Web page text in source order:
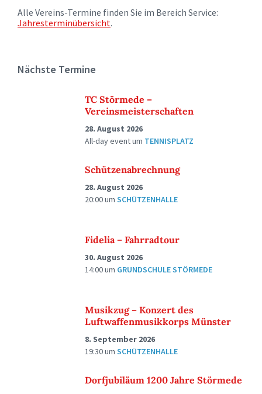
Alle Vereins-Termine finden Sie im Bereich Service:
Jahresterminübersicht.
Nächste Termine
TC Störmede –
Vereinsmeisterschaften
28. August 2026
All-day eventum TENNISPLATZ
Schützenabrechnung
28. August 2026
20:00um SCHÜTZENHALLE
Fidelia – Fahrradtour
30. August 2026
14:00um GRUNDSCHULE STÖRMEDE
Musikzug – Konzert des
Luftwaffenmusikkorps Münster
8. September 2026
19:30um SCHÜTZENHALLE
Dorfjubiläum 1200 Jahre Störmede